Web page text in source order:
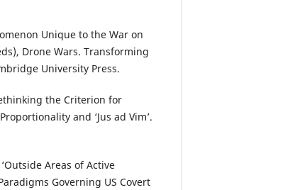
Unique to the War on
Drone Wars. Transforming
University Press.
the Criterion for
and ‘Jus ad Vim’.
Areas of Active
Governing US Covert